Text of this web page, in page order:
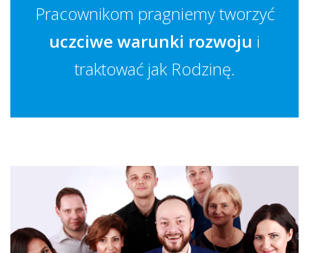
Pracownikom pragniemy tworzyć
uczciwe warunki rozwoju i
traktować jak Rodzinę.